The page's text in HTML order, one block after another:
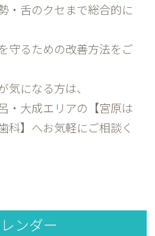
・舌のクセまで総合的に
守るための改善方法をご
気になる方は、
・大成エリアの【宮原は
科】へお気軽にご相談く
ンダー